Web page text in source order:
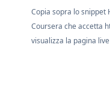
Copia sopra lo snippet
Coursera che accetta
visualizza la pagina